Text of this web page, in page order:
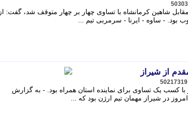
شاهین کرمانشاه با تساوی چهار بر چهار متوقف شد، گفت: از
بود. - ساوه - ایرنا - سرمربی تیم ...
از شیراز
50217319
کسب یک تساوی برای نماینده استان همراه بود. - به گزارش
در شیراز مهمان تیم ارژن بود که ...